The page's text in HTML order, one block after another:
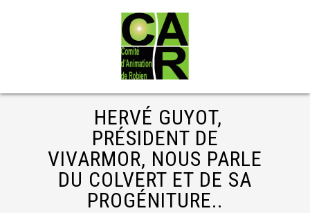
HERVÉ GUYOT,
PRÉSIDENT DE
VIVARMOR, NOUS PARLE
DU COLVERT ET DE SA
PROGÉNITURE..